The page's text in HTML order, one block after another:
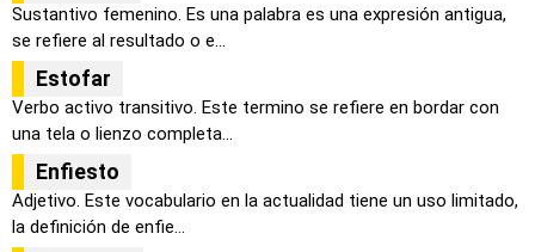
Sustantivo femenino. Es una palabra es una expresión antigua,
se refiere al resultado o e...
Estofar
Verbo activo transitivo. Este termino se refiere en bordar con
una tela o lienzo completa...
Enfiesto
Adjetivo. Este vocabulario en la actualidad tiene un uso limitado,
la definición de enfie...